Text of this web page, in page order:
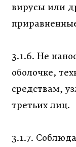
вирусы или
3.1.6. Не
оболочке,
средствам,
третьих лиц.
3.1.7.